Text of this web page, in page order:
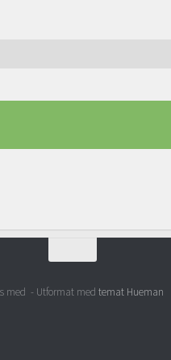
med - Utformat med temat Hueman